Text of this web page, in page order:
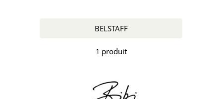
BELSTAFF
1 produit